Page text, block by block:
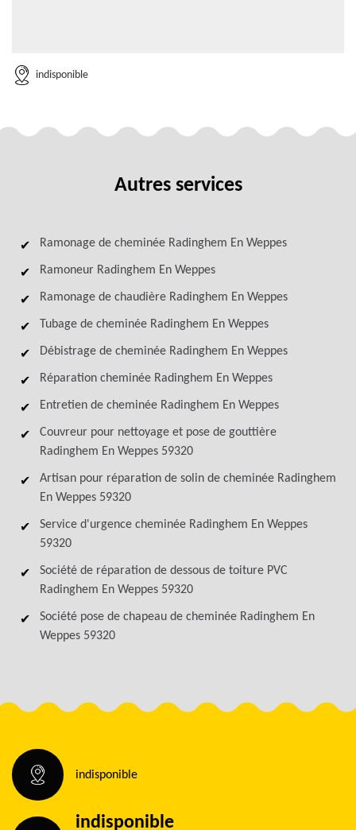
indisponible
Autres services
Ramonage de cheminée Radinghem En Weppes
Ramoneur Radinghem En Weppes
Ramonage de chaudière Radinghem En Weppes
Tubage de cheminée Radinghem En Weppes
Débistrage de cheminée Radinghem En Weppes
Réparation cheminée Radinghem En Weppes
Entretien de cheminée Radinghem En Weppes
Couvreur pour nettoyage et pose de gouttière
Radinghem En Weppes 59320
Artisan pour réparation de solin de cheminée Radinghem
En Weppes 59320
Service d'urgence cheminée Radinghem En Weppes
59320
Société de réparation de dessous de toiture PVC
Radinghem En Weppes 59320
Société pose de chapeau de cheminée Radinghem En
Weppes 59320
indisponible
indisponible